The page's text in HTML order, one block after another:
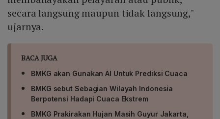
secara langsung maupun tidak langsung,"
ujarnya.
BACA JUGA
BMKG akan Gunakan AI Untuk Prediksi Cuaca
BMKG sebut Sebagian Wilayah Indonesia
Berpotensi Hadapi Cuaca Ekstrem
BMKG Prakirakan Hujan Masih Guyur Jakarta,